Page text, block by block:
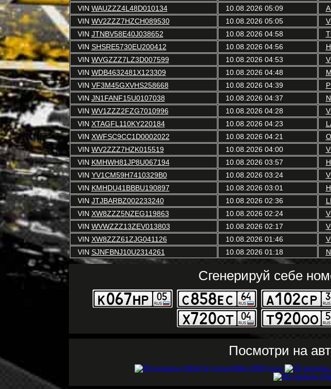
VIN WAUZZZ4L48D010134 10.08.2026 05:09
VIN WV2ZZZ7HZCH089530 10.08.2026 05:05
VIN JTNBV58E40J038652 10.08.2026 04:58
VIN SHSRE5730EU200412 10.08.2026 04:56
VIN WVGZZZ7LZ3D007599 10.08.2026 04:53
VIN WDB4632481X123309 10.08.2026 04:48
VIN VF3M45GXVHS258668 10.08.2026 04:39
VIN JN1FANF15U0107038 10.08.2026 04:37
VIN WV1ZZZ2FZG7010996 10.08.2026 04:28
VIN XTAGFL110KY220184 10.08.2026 04:23
VIN XWFSC9CC1D0002022 10.08.2026 04:21
VIN WV2ZZZ7HZK015519 10.08.2026 04:00
VIN KMHWH81JP8U067194 10.08.2026 03:57
VIN YV1CM59H7410329B0 10.08.2026 03:24
VIN KMHDU41BBBU190897 10.08.2026 03:01
VIN JTJBARBZ002233240 10.08.2026 02:36
VIN XW8ZZZ5NZEG119863 10.08.2026 02:24
VIN WVWZZZ13ZEV013803 10.08.2026 02:17
VIN XW8ZZZ61ZJG041126 10.08.2026 01:46
VIN SJNFBNJ10U2314261 10.08.2026 01:18
Сгенерируй себе
Посмотри на